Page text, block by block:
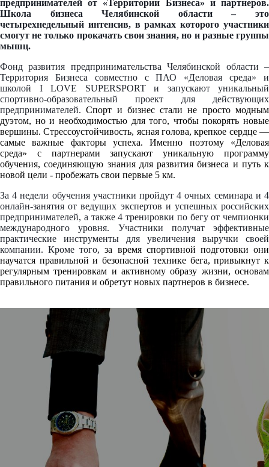
предпринимателей от «Территории Бизнеса» и партнеров.
Школа бизнеса Челябинской области – это
четырехнедельный интенсив, в рамках которого участники
смогут не только прокачать свои знания, но и разные группы
мышц.
Фонд развития предпринимательства Челябинской области –
Территория Бизнеса совместно с ПАО «Деловая среда» и
школой I LOVE SUPERSPORT и запускают уникальный
спортивно-образовательный проект для действующих
предпринимателей.Спорт и бизнес стали не просто модным
дуэтом, но и необходимостью для того, чтобы покорять новые
вершины. Стрессоустойчивость, ясная голова, крепкое сердце —
самые важные факторы успеха. Именно поэтому «Деловая
среда» с партнерами запускают уникальную программу
обучения, соединяющую знания для развития бизнеса и путь к
новой цели - пробежать свои первые 5 км.
За 4 недели обучения участники пройдут 4 очных семинара и 4
онлайн-занятия от ведущих экспертов и успешных российских
предпринимателей, а также 4 тренировки по бегу от чемпионки
международного уровня. Участники получат эффективные
практические инструменты для увеличения выручки своей
компании. Кроме того,за время спортивной подготовки они
научатся правильной и безопасной технике бега, привыкнут к
регулярным тренировкам и активному образу жизни, основам
правильного питания и обретут новых партнеров в бизнесе.